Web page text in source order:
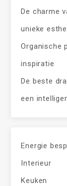
De charme
unieke
Organische
inspiratie
De beste
een
Energie
Interieur
Keuken